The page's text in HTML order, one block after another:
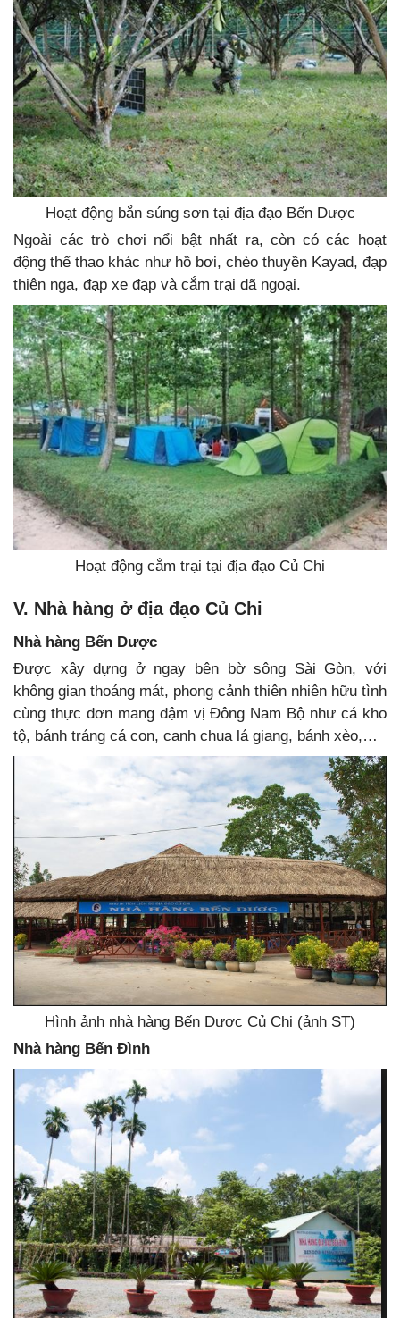
Hoạt động bắn súng sơn tại địa đạo Bến Dược
Ngoài các trò chơi nổi bật nhất ra, còn có các hoạt
động thể thao khác như hồ bơi, chèo thuyền Kayad, đạp
thiên nga, đạp xe đạp và cắm trại dã ngoại.
Hoạt động cắm trại tại địa đạo Củ Chi
V. Nhà hàng ở địa đạo Củ Chi
Nhà hàng Bến Dược
Được xây dựng ở ngay bên bờ sông Sài Gòn, với
không gian thoáng mát, phong cảnh thiên nhiên hữu tình
cùng thực đơn mang đậm vị Đông Nam Bộ như cá kho
tộ, bánh tráng cá con, canh chua lá giang, bánh xèo,…
Hình ảnh nhà hàng Bến Dược Củ Chi (ảnh ST)
Nhà hàng Bến Đình